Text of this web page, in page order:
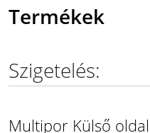
Termékek
Szigetelés:
Multipor Külső